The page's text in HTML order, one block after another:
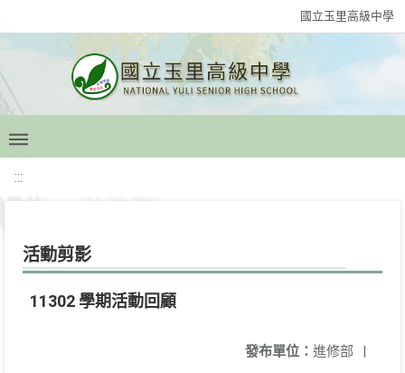
國立玉里高級中學
:::
活動剪影
11302 學期活動回顧
發布單位： 進修部 |